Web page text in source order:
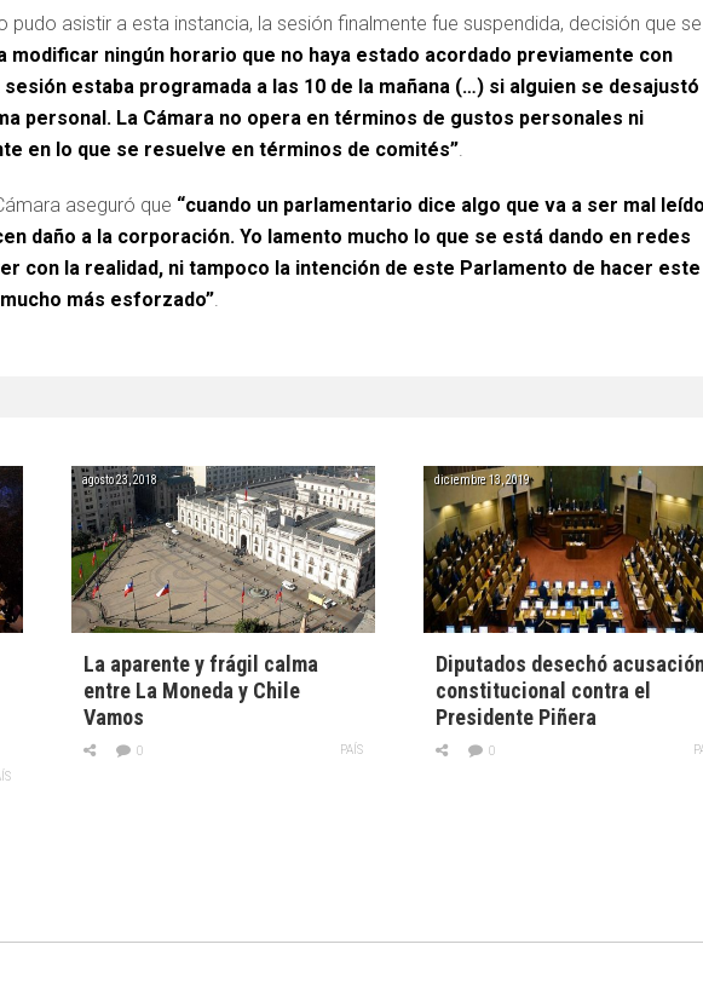
pudo asistir a esta instancia, la sesión finalmente fue suspendida, decisión que se
modificar ningún horario que no haya estado acordado previamente con
estaba programada a las 10 de la mañana (…) si alguien se desajustó
personal. La Cámara no opera en términos de gustos personales ni
en lo que se resuelve en términos de comités”.
aseguró que “cuando un parlamentario dice algo que va a ser mal
daño a la corporación. Yo lamento mucho lo que se está dando en redes
con la realidad, ni tampoco la intención de este Parlamento de hacer este
más esforzado”.
agosto 23, 2018
La aparente y frágil calma
entre La Moneda y Chile
Vamos
PAÍS
0
diciembre 13, 2019
Diputados desechó acusación
constitucional contra el
Presidente Piñera
0